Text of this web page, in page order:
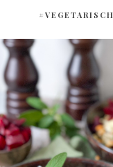
#VEGETARISCH